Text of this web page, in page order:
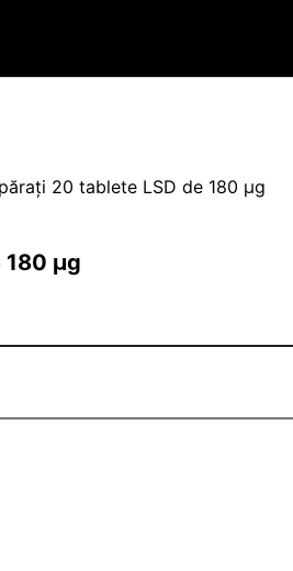
20 tablete LSD de 180 µg
180 µg